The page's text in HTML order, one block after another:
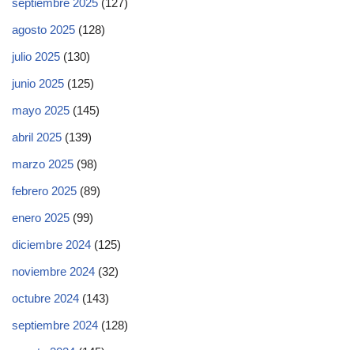
septiembre 2025 (127)
agosto 2025 (128)
julio 2025 (130)
junio 2025 (125)
mayo 2025 (145)
abril 2025 (139)
marzo 2025 (98)
febrero 2025 (89)
enero 2025 (99)
diciembre 2024 (125)
noviembre 2024 (32)
octubre 2024 (143)
septiembre 2024 (128)